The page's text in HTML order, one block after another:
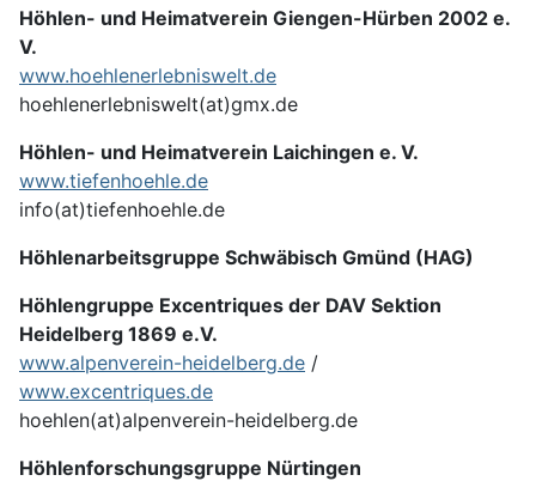
Höhlen- und Heimatverein Giengen-Hürben 2002 e.
V.
www.hoehlenerlebniswelt.de
hoehlenerlebniswelt(at)gmx.de
Höhlen- und Heimatverein Laichingen e. V.
www.tiefenhoehle.de
info(at)tiefenhoehle.de
Höhlenarbeitsgruppe Schwäbisch Gmünd (HAG)
Höhlengruppe Excentriques der DAV Sektion
Heidelberg 1869 e.V.
www.alpenverein-heidelberg.de /
www.excentriques.de
hoehlen(at)alpenverein-heidelberg.de
Höhlenforschungsgruppe Nürtingen